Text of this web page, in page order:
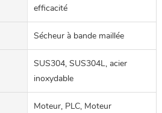
efficacité
Sécheur à bande maillée
SUS304, SUS304L, acier
inoxydable
Moteur, PLC, Moteur